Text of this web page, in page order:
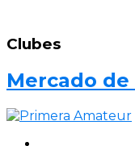
Clubes
Mercado de